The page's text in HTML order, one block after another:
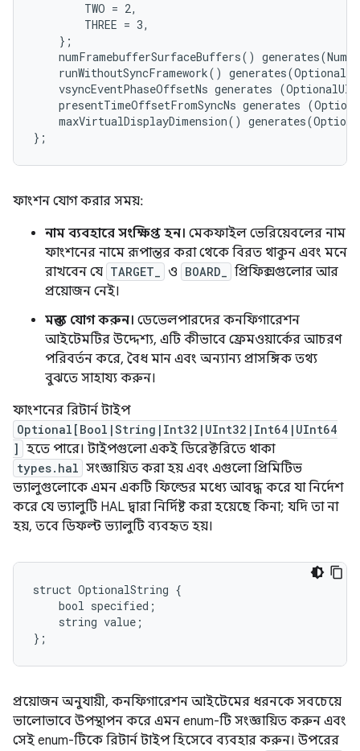
        TWO = 2,
        THREE = 3,
    };
numFramebufferSurfaceBuffers()
runWithoutSyncFramework()
vsyncEventPhaseOffsetNs generates
presentTimeOffsetFromSyncNs generates
maxVirtualDisplayDimension()
ফাংশন যোগ করার সময়:
নাম ব্যবহারে সংক্ষিপ্ত হন। মেকফাইল ভেরিয়েবলের নাম
ফাংশনের নামে রূপান্তর করা থেকে বিরত থাকুন এবং মনে
রাখবেন যে TARGET_ ও BOARD_
প্রিফিক্সগুলোর আর
প্রয়োজন নেই।
মন্তব্য যোগ করুন। ডেভেলপারদের কনফিগারেশন
আইটেমটির উদ্দেশ্য, এটি কীভাবে ফ্রেমওয়ার্কের আচরণ
পরিবর্তন করে, বৈধ মান এবং অন্যান্য প্রাসঙ্গিক তথ্য
বুঝতে সাহায্য করুন।
ফাংশনের রিটার্ন টাইপ
Optional[Bool|String|Int32|UInt32|Int64|UInt64
] হতে পারে। টাইপগুলো একই ডিরেক্টরিতে থাকা
types.hal সংজ্ঞায়িত করা হয় এবং এগুলো প্রিমিটিভ
ভ্যালুগুলোকে এমন একটি ফিল্ডের মধ্যে আবদ্ধ করে যা নির্দেশ
করে যে ভ্যালুটি HAL দ্বারা নির্দিষ্ট করা হয়েছে কিনা; যদি তা না
হয়, তবে ডিফল্ট ভ্যালুটি ব্যবহৃত হয়।
struct OptionalString {
    bool specified;
    string value;
প্রয়োজন অনুযায়ী, কনফিগারেশন আইটেমের ধরনকে সবচেয়ে
ভালোভাবে উপস্থাপন করে এমন enum-টি সংজ্ঞায়িত করুন এবং
সেই enum-টিকে রিটার্ন টাইপ হিসেবে ব্যবহার করুন। উপরের